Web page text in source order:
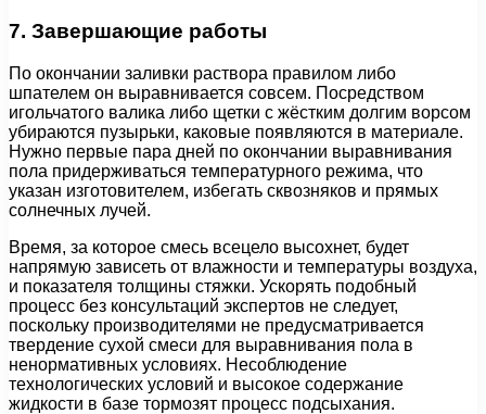
7. Завершающие работы
По окончании заливки раствора правилом либо
шпателем он выравнивается совсем. Посредством
игольчатого валика либо щетки с жёстким долгим ворсом
убираются пузырьки, каковые появляются в материале.
Нужно первые пара дней по окончании выравнивания
пола придерживаться температурного режима, что
указан изготовителем, избегать сквозняков и прямых
солнечных лучей.
Время, за которое смесь всецело высохнет, будет
напрямую зависеть от влажности и температуры воздуха,
и показателя толщины стяжки. Ускорять подобный
процесс без консультаций экспертов не следует,
поскольку производителями не предусматривается
твердение сухой смеси для выравнивания пола в
ненормативных условиях. Несоблюдение
технологических условий и высокое содержание
жидкости в базе тормозят процесс подсыхания.